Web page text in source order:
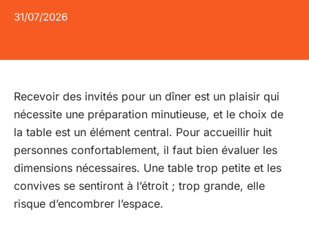
31/07/2026
Recevoir des invités pour un dîner est un plaisir qui
nécessite une préparation minutieuse, et le choix de
la table est un élément central. Pour accueillir huit
personnes confortablement, il faut bien évaluer les
dimensions nécessaires. Une table trop petite et les
convives se sentiront à l’étroit ; trop grande, elle
risque d’encombrer l’espace.